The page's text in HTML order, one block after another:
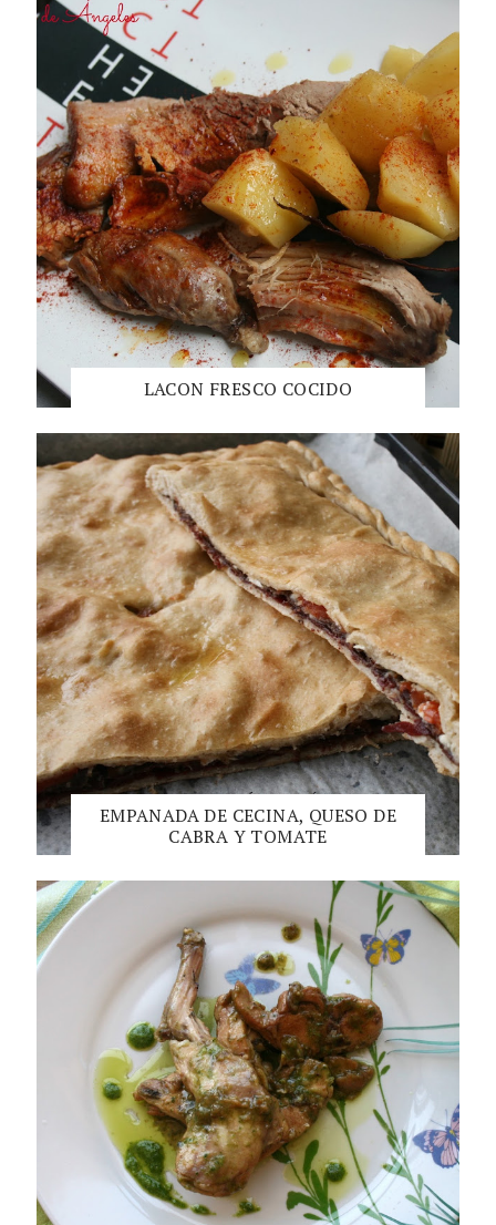
LACON FRESCO COCIDO
EMPANADA DE CECINA, QUESO DE
CABRA Y TOMATE